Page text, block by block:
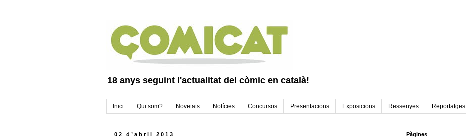
18 anys seguint l'actualitat del còmic en català!
Inici Qui som? Novetats Notícies Concursos Presentacions Exposicions Ressenyes Reportatges
02 d’abril 2013 Pàgines